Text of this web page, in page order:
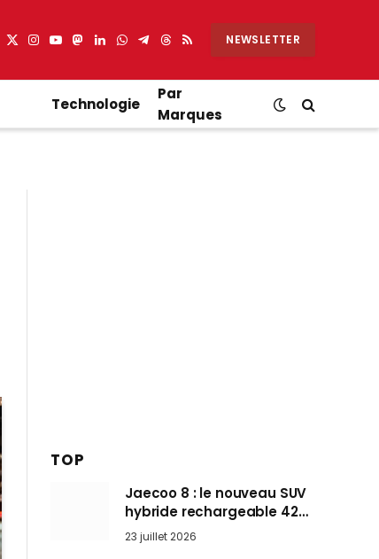
X
Instagram
YouTube
Mastodon
LinkedIn
WhatsApp
Partager
Telegram
Threads
RSS NEWSLETTER
Technologie
Par
Marques
TOP
Jaecoo 8 : le nouveau SUV
hybride rechargeable 428
ch qui vise l’Audi Q7 arrive
en Europe cet automne
23 juillet 2026